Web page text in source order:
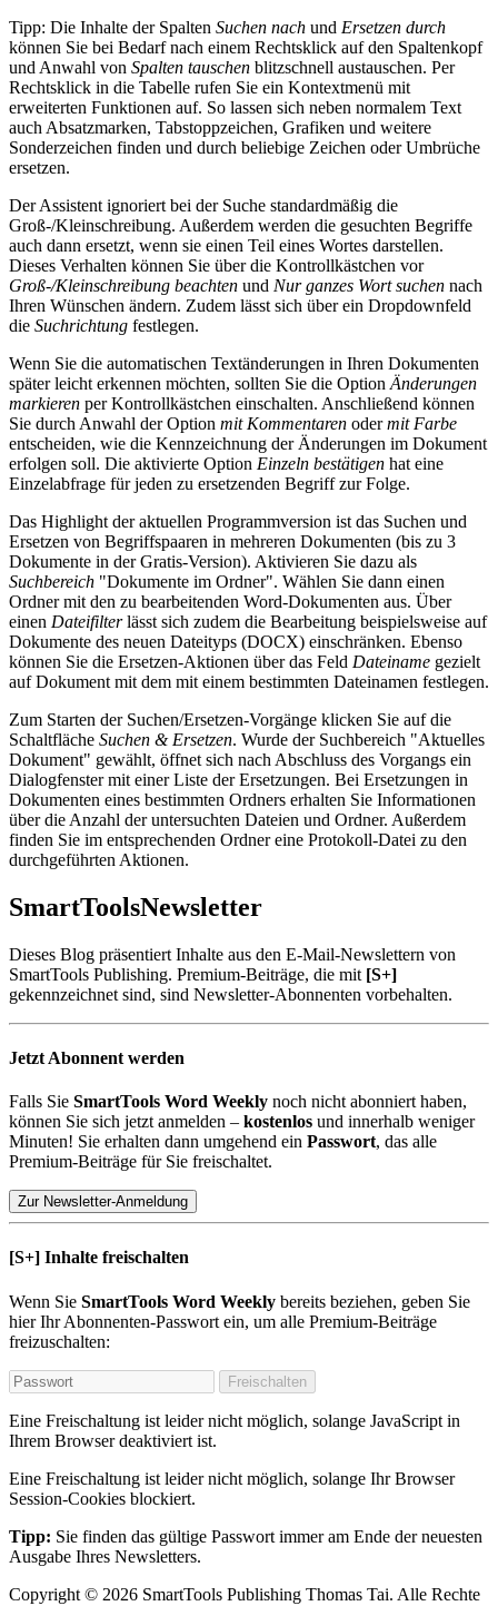
Tipp: Die Inhalte der Spalten Suchen nach und Ersetzen durch
können Sie bei Bedarf nach einem Rechtsklick auf den Spaltenkopf
und Anwahl von Spalten tauschen blitzschnell austauschen. Per
Rechtsklick in die Tabelle rufen Sie ein Kontextmenü mit
erweiterten Funktionen auf. So lassen sich neben normalem Text
auch Absatzmarken, Tabstoppzeichen, Grafiken und weitere
Sonderzeichen finden und durch beliebige Zeichen oder Umbrüche
ersetzen.
Der Assistent ignoriert bei der Suche standardmäßig die
Groß-/Kleinschreibung. Außerdem werden die gesuchten Begriffe
auch dann ersetzt, wenn sie einen Teil eines Wortes darstellen.
Dieses Verhalten können Sie über die Kontrollkästchen vor
Groß-/Kleinschreibung beachten und Nur ganzes Wort suchen nach
Ihren Wünschen ändern. Zudem lässt sich über ein Dropdownfeld
die Suchrichtung festlegen.
Wenn Sie die automatischen Textänderungen in Ihren Dokumenten
später leicht erkennen möchten, sollten Sie die Option Änderungen
markieren per Kontrollkästchen einschalten. Anschließend können
Sie durch Anwahl der Option mit Kommentaren odermit Farbe
entscheiden, wie die Kennzeichnung der Änderungen im Dokument
erfolgen soll. Die aktivierte Option Einzeln bestätigen hat eine
Einzelabfrage für jeden zu ersetzenden Begriff zur Folge.
Das Highlight der aktuellen Programmversion ist das Suchen und
Ersetzen von Begriffspaaren in mehreren Dokumenten (bis zu 3
Dokumente in der Gratis-Version). Aktivieren Sie dazu als
Suchbereich "Dokumente im Ordner". Wählen Sie dann einen
Ordner mit den zu bearbeitenden Word-Dokumenten aus. Über
einen Dateifilterlässt sich zudem die Bearbeitung beispielsweise auf
Dokumente des neuen Dateityps (DOCX) einschränken. Ebenso
können Sie die Ersetzen-Aktionen über das Feld Dateiname gezielt
auf Dokument mit dem mit einem bestimmten Dateinamen festlegen.
Zum Starten der Suchen/Ersetzen-Vorgänge klicken Sie auf die
Schaltfläche Suchen & Ersetzen. Wurde der Suchbereich "Aktuelles
Dokument" gewählt, öffnet sich nach Abschluss des Vorgangs ein
Dialogfenster mit einer Liste der Ersetzungen. Bei Ersetzungen in
Dokumenten eines bestimmten Ordners erhalten Sie Informationen
über die Anzahl der untersuchten Dateien und Ordner. Außerdem
finden Sie im entsprechenden Ordner eine Protokoll-Datei zu den
durchgeführten Aktionen.
SmartToolsNewsletter
Dieses Blog präsentiert Inhalte aus den E-Mail-Newslettern von
SmartTools Publishing. Premium-Beiträge, die mit [S+]
gekennzeichnet sind, sind Newsletter-Abonnenten vorbehalten.
Jetzt Abonnent werden
Falls Sie SmartTools Word Weekly noch nicht abonniert haben,
können Sie sich jetzt anmelden – kostenlos und innerhalb weniger
Minuten! Sie erhalten dann umgehend ein Passwort, das alle
Premium-Beiträge für Sie freischaltet.
Zur Newsletter-Anmeldung
[S+] Inhalte freischalten
Wenn Sie SmartTools Word Weekly bereits beziehen, geben Sie
hier Ihr Abonnenten-Passwort ein, um alle Premium-Beiträge
freizuschalten:
Freischalten
Eine Freischaltung ist leider nicht möglich, solange JavaScript in
Ihrem Browser deaktiviert ist.
Eine Freischaltung ist leider nicht möglich, solange Ihr Browser
Session-Cookies blockiert.
Tipp: Sie finden das gültige Passwort immer am Ende der neuesten
Ausgabe Ihres Newsletters.
Copyright © 2026 SmartTools Publishing Thomas Tai. Alle Rechte